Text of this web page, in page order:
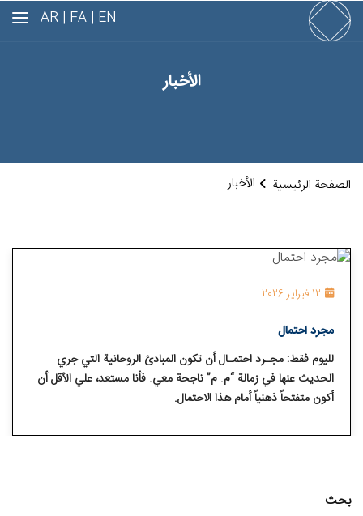
EN |
FA |
AR
الأخبار
الصفحة الرئيسية الأخبار
12 فبراير 2026
مجرد احتمال
لليوم فقط: مجـرد احتمـال أن تكون المبادئ الروحانية التي جري
الحديث عنها في زمالة “م. م” ناجحة معي. فأنا مستعد، علي الأقل أن
أكون متفتحاً ذهنياً أمام هذا الاحتمال.
بحث